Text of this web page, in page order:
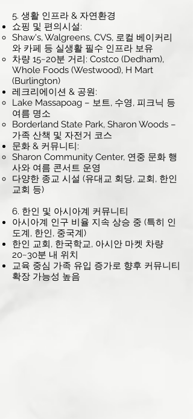
5. 생활 인프라 & 자연환경
쇼핑 및 편의시설:
Shaw's, Walgreens, CVS, 로컬 베이커리
와 카페 등 실생활 필수 인프라 보유
차량 15~20분 거리: Costco (Dedham),
Whole Foods (Westwood), H Mart
(Burlington)
레크리에이션 & 공원:
Lake Massapoag – 보트, 수영, 피크닉 등
여름 명소
Borderland State Park, Sharon Woods –
가족 산책 및 자전거 코스
문화 & 커뮤니티:
Sharon Community Center, 연중 문화 행
사와 여름 콘서트 운영
다양한 종교 시설 (유대교 회당, 교회, 한인
교회 등)
6. 한인 및 아시아계 커뮤니티
아시아계 인구 비율 지속 상승 중 (특히 인
도계, 한인, 중국계)
한인 교회, 한국학교, 아시안 마켓 차량
20~30분 내 위치
교육 중심 가족 유입 증가로 향후 커뮤니티
확장 가능성 높음